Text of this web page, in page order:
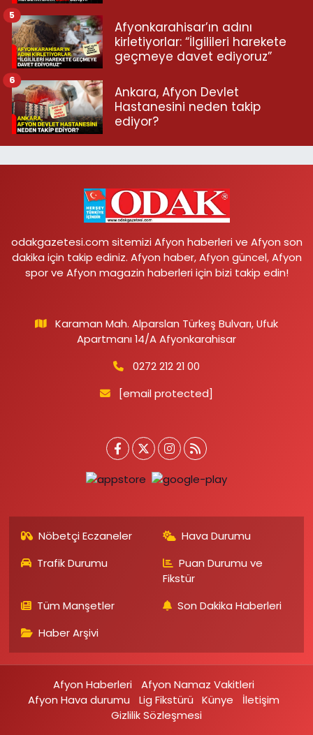
Afyonkarahisar’ın adını
kirletiyorlar: “İlgilileri harekete
geçmeye davet ediyoruz”
5
Ankara, Afyon Devlet
Hastanesini neden takip
ediyor?
6
odakgazetesi.com sitemizi Afyon haberleri ve Afyon son
dakika için takip ediniz. Afyon haber, Afyon güncel, Afyon
spor ve Afyon magazin haberleri için bizi takip edin!
Karaman Mah. Alparslan Türkeş Bulvarı, Ufuk
Apartmanı 14/A Afyonkarahisar
0272 212 21 00
[email protected]
Nöbetçi Eczaneler
Hava Durumu
Trafik Durumu
Puan Durumu ve
Fikstür
Tüm Manşetler
Son Dakika Haberleri
Haber Arşivi
Afyon Haberleri
Afyon Namaz Vakitleri
Afyon Hava durumu
Lig Fikstürü Künye
İletişim
Gizlilik Sözleşmesi